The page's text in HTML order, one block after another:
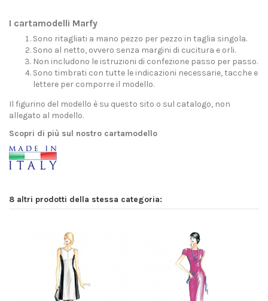
I cartamodelli Marfy
Sono ritagliati a mano pezzo per pezzo in taglia singola.
Sono al netto, ovvero senza margini di cucitura e orli.
Non includono le istruzioni di confezione passo per passo.
Sono timbrati con tutte le indicazioni necessarie, tacche e
lettere per comporre il modello.
Il figurino del modello è su questo sito o sul catalogo, non
allegato al modello.
Scopri di più sul nostro cartamodello
8 altri prodotti della stessa categoria: